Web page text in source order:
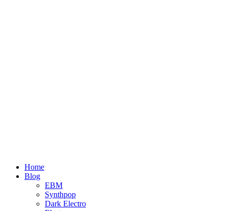
Home
Blog
EBM
Synthpop
Dark Electro